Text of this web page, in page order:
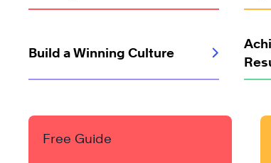
Build a Winning Culture
Free Guide